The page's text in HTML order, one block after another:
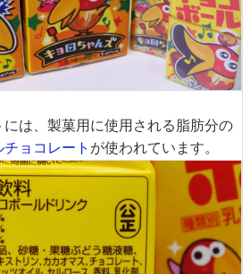
は、製菓用に使用される脂肪分の
ョコレート が使われています。